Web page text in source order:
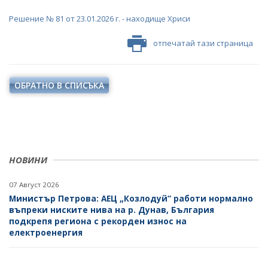
НОВИНИ
07 Август 2026
Министър Петрова: АЕЦ „Козлодуй“ работи нормално
въпреки ниските нива на р. Дунав, България
подкрепя региона с рекорден износ на
електроенергия
ПРОТОКОЛИ И ДРУГИ МАТЕРИАЛИ ОТ ЗАСЕДАНИЯТА
РАЗСЕКРЕТЕНИ ДОГОВОРИ В ЕНЕРГЕТИКАТА
ПРЯКО ИЗЛЪЧВАНЕ НА ЗАСЕДАНИЯТА НА
ОБЩЕСТВЕНИЯ СЪВЕТ ПО ЕНЕРГЕТИКА
МЕЖДУНАРОДЕН ФОНД "КОЗЛОДУЙ"
ПРОЕКТИ ОТ ОБЩ ИНТЕРЕС
ПРОГРАМА "ЕНЕРГИЙНА ЕФЕКТИВНОСТ И
ВЪЗОБНОВЯЕМИ ЕНЕРГИЙНИ ИЗТОЧНИЦИ
ХЪБ "ЕНЕРГИЙНИ ОБЩНОСТИ"
ЕДИНЕН ОРГАН ЗА УПРАВЛЕНИЕ НА ПОДЗЕМНИТЕ
БОГАТСТВА
ДЕЙНОСТ
Решение № 81 от 23.01.2026 г. - находище Хриси
отпечатай тази страница
ОБРАТНО В СПИСЪКА